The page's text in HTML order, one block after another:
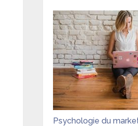
Psychologie du